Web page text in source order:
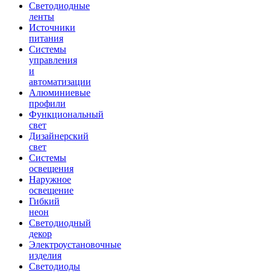
Светодиодные
ленты
Источники
питания
Системы
управления
и
автоматизации
Алюминиевые
профили
Функциональный
свет
Дизайнерский
свет
Системы
освещения
Наружное
освещение
Гибкий
неон
Светодиодный
декор
Электроустановочные
изделия
Светодиоды